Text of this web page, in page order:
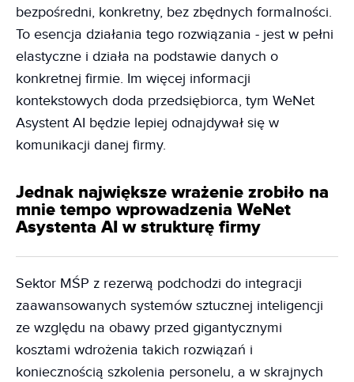
bezpośredni, konkretny, bez zbędnych formalności.
To esencja działania tego rozwiązania - jest w pełni
elastyczne i działa na podstawie danych o
konkretnej firmie. Im więcej informacji
kontekstowych doda przedsiębiorca, tym WeNet
Asystent AI będzie lepiej odnajdywał się w
komunikacji danej firmy.
Jednak największe wrażenie zrobiło na
mnie tempo wprowadzenia WeNet
Asystenta AI w strukturę firmy
Sektor MŚP z rezerwą podchodzi do integracji
zaawansowanych systemów sztucznej inteligencji
ze względu na obawy przed gigantycznymi
kosztami wdrożenia takich rozwiązań i
koniecznością szkolenia personelu, a w skrajnych